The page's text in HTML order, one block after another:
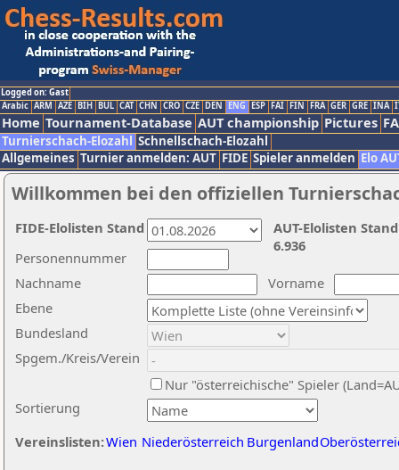
Logged on: Gast
Arabic ARM AZE BIH BUL CAT CHN CRO CZE DEN ENG ESP FAI FIN FRA GER GRE INA
Home Tournament-Database AUT championship Pictures
Turnierschach-Elozahl Schnellschach-Elozahl
Allgemeines Turnier anmelden: AUT FIDE Spieler anmelden Elo
Willkommen bei den offiziellen
Nachname
Vorname
Ebene
Sortierung
Personennummer
Bundesland
Spgem./Kreis/Verein
Nur "österreichische" Spieler
Vereinslisten:Wien Niederösterreich Burgenland
AUT-Elolisten
6.936
FIDE-Elolisten Stand